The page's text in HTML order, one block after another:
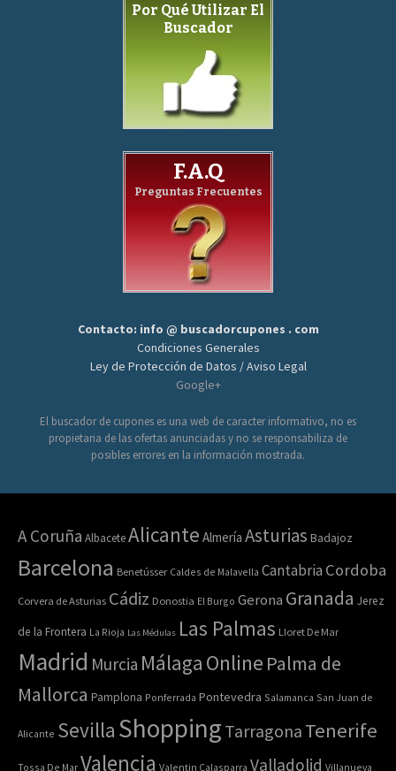
Por Qué Utilizar El
Buscador
F.A.Q
Preguntas Frecuentes
Contacto: info @ buscadorcupones . com
Condiciones Generales
Ley de Protección de Datos / Aviso Legal
Google+
El buscador de cupones es una web de caracter informativo, no es
propietaria de las ofertas anunciadas y no se responsabiliza de
posibles errores en la información mostrada.
A Coruña AlbaceteAlicante Almería Asturias Badajoz
Barcelona Benetússer Caldes de Malavella Cantabria Cordoba
Corvera de Asturias Cádiz Donostia El Burgo Gerona Granada Jerez
de la Frontera La Rioja Las Médulas Las Palmas Lloret De Mar
Madrid Murcia Málaga Online Palma de
Mallorca Pamplona Ponferrada Pontevedra Salamanca San Juan de
Alicante Sevilla Shopping Tarragona Tenerife
Tossa De Mar Valencia Valentin Calasparra Valladolid Villanueva